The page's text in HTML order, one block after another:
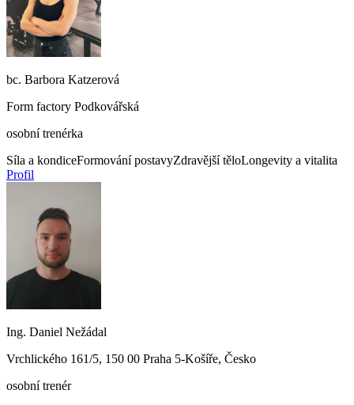
bc. Barbora Katzerová
Form factory Podkovářská
osobní trenérka
Síla a kondiceFormování postavyZdravější těloLongevity a vitalita
Profil
Ing. Daniel Nežádal
Vrchlického 161/5, 150 00 Praha 5-Košíře, Česko
osobní trenér